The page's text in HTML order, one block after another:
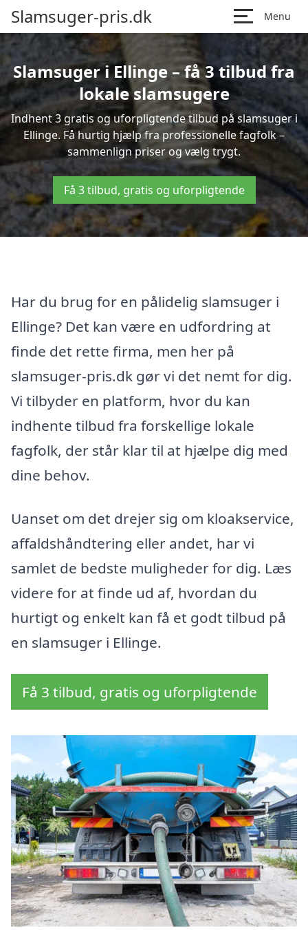
Slamsuger-pris.dk Menu
Slamsuger i Ellinge – få 3 tilbud fra
lokale slamsugere
Indhent 3 gratis og uforpligtende tilbud på slamsuger i
Ellinge. Få hurtig hjælp fra professionelle fagfolk –
sammenlign priser og vælg trygt.
Få 3 tilbud, gratis og uforpligtende
Har du brug for en pålidelig slamsuger i
Ellinge? Det kan være en udfordring at
finde det rette firma, men her på
slamsuger-pris.dk gør vi det nemt for dig.
Vi tilbyder en platform, hvor du kan
indhente tilbud fra forskellige lokale
fagfolk, der står klar til at hjælpe dig med
dine behov.
Uanset om det drejer sig om kloakservice,
affaldshåndtering eller andet, har vi
samlet de bedste muligheder for dig. Læs
videre for at finde ud af, hvordan du
hurtigt og enkelt kan få et godt tilbud på
en slamsuger i Ellinge.
Få 3 tilbud, gratis og uforpligtende